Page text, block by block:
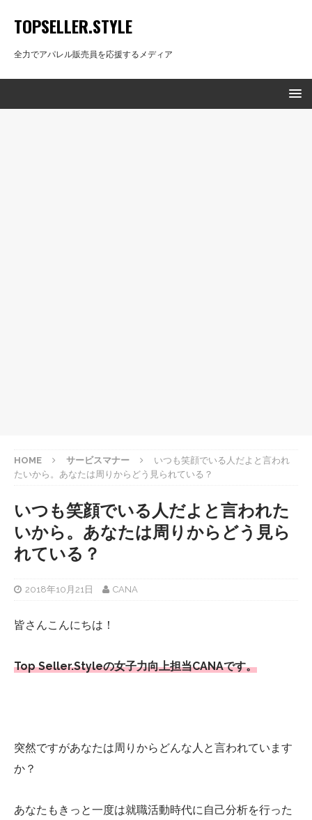
TOPSELLER.STYLE
全力でアパレル販売員を応援するメディア
HOME サービスマナー
いつも笑顔でいる人だよと言われ
たいから。あなたは周りからどう見られている？
いつも笑顔でいる人だよと言われた
いから。あなたは周りからどう見ら
れている？
2018年10月21日 CANA
皆さんこんにちは！
Top Seller.Styleの女子力向上担当CANAです。
突然ですがあなたは周りからどんな人と言われています
か？
あなたもきっと一度は就職活動時代に自己分析を行った